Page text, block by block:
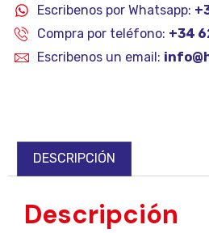
Escribenos por Whatsapp:
Compra por teléfono: +34
Escribenos un email:
DESCRIPCIÓN
Descripción